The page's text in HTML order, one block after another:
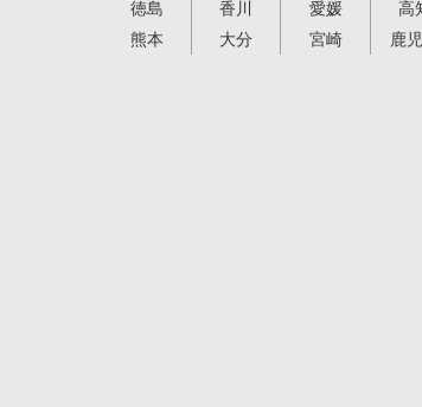
徳島
香川 愛媛 高
熊本
大分 宮崎 鹿